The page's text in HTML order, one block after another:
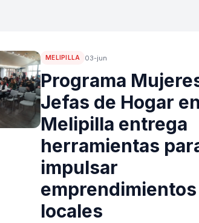
MELIPILLA 03-jun
Programa
Jefas de Hogar en
Melipilla entrega
herramientas
impulsar
emprendimientos
locales